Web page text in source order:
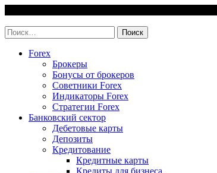
content
Найти:
Forex
Брокеры
Бонусы от брокеров
Советники Forex
Индикаторы Forex
Стратегии Forex
Банковский сектор
Дебетовые карты
Депозиты
Кредитование
Кредитные карты
Кредиты для бизнеса